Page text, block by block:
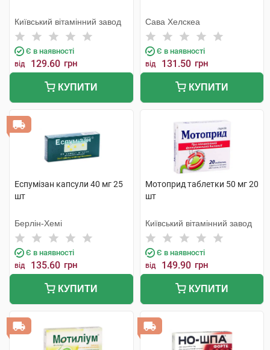
Київський вітамінний завод
Є в наявності
від 129.60 грн
КУПИТИ
Сава Хелскеа
Є в наявності
від 131.50 грн
КУПИТИ
Еспумізан капсули 40 мг 25
шт
Берлін-Хемі
Є в наявності
від 135.60 грн
КУПИТИ
Мотоприд таблетки 50 мг 20
шт
Київський вітамінний завод
Є в наявності
від 149.90 грн
КУПИТИ